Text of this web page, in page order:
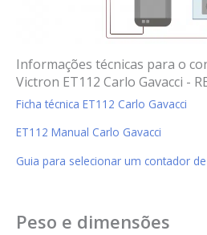
Informações técnicas para o
Victron ET112 Carlo Gavacci -
Ficha técnica ET112 Carlo Gavacci
ET112 Manual Carlo Gavacci
Guia para selecionar um contador
Peso e dimensões